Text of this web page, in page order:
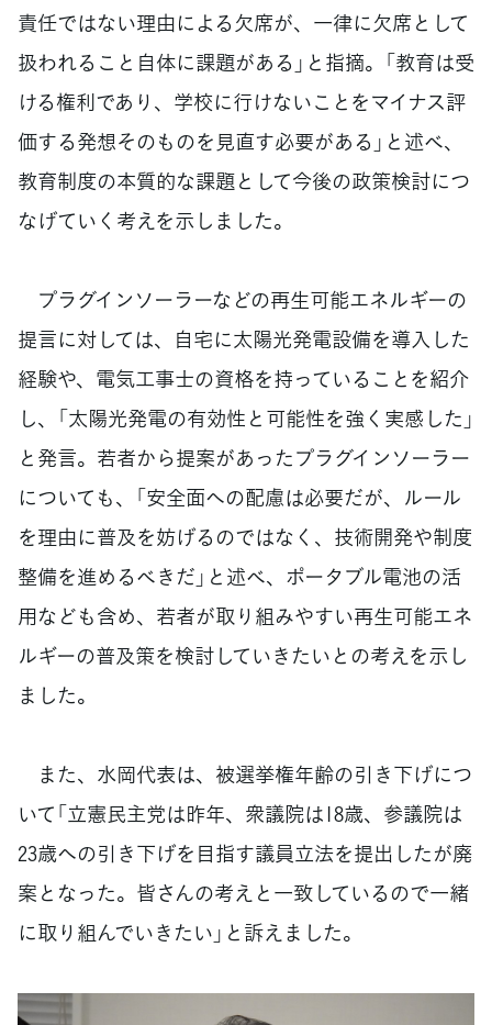
責任ではない理由による欠席が、一律に欠席として
扱われること自体に課題がある」と指摘。「教育は受
ける権利であり、学校に行けないことをマイナス評
価する発想そのものを見直す必要がある」と述べ、
教育制度の本質的な課題として今後の政策検討につ
なげていく考えを示しました。
プラグインソーラーなどの再生可能エネルギーの
提言に対しては、自宅に太陽光発電設備を導入した
経験や、電気工事士の資格を持っていることを紹介
し、「太陽光発電の有効性と可能性を強く実感した」
と発言。若者から提案があったプラグインソーラー
についても、「安全面への配慮は必要だが、ルール
を理由に普及を妨げるのではなく、技術開発や制度
整備を進めるべきだ」と述べ、ポータブル電池の活
用なども含め、若者が取り組みやすい再生可能エネ
ルギーの普及策を検討していきたいとの考えを示し
ました。
また、水岡代表は、被選挙権年齢の引き下げにつ
いて「立憲民主党は昨年、衆議院は18歳、参議院は
23歳への引き下げを目指す議員立法を提出したが廃
案となった。皆さんの考えと一致しているので一緒
に取り組んでいきたい」と訴えました。